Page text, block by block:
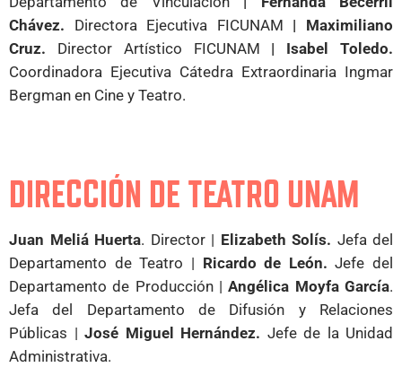
Chávez. Directora Ejecutiva FICUNAM | Maximiliano
Cruz. Director Artístico FICUNAM | Isabel Toledo.
Coordinadora Ejecutiva Cátedra Extraordinaria Ingmar
Bergman en Cine y Teatro.
DIRECCIÓN DE TEATRO UNAM
Juan Meliá Huerta. Director | Elizabeth Solís. Jefa del
Departamento de Teatro | Ricardo de León.Jefe del
Departamento de Producción |Angélica Moyfa García.
Jefa del Departamento de Difusión y Relaciones
Públicas | José Miguel Hernández. Jefe de la Unidad
Administrativa.